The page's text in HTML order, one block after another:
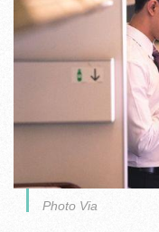
Photo Via